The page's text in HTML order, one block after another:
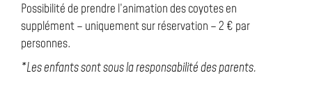
Possibilité de prendre l’animation des coyotes en
supplément – uniquement sur réservation – 2 € par
personnes.
*Les enfants sont sous la responsabilité des parents.